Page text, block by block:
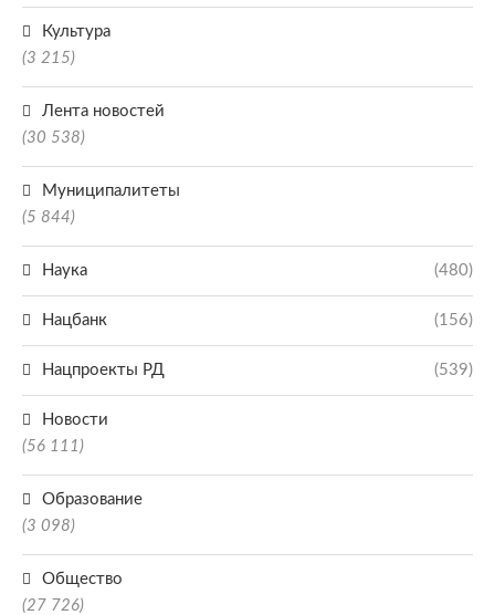
Культура
(3 215)
Лента новостей
(30 538)
Муниципалитеты
(5 844)
Наука (480)
Нацбанк (156)
Нацпроекты РД (539)
Новости
(56 111)
Образование
(3 098)
Общество
(27 726)